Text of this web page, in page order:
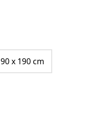
90 x 190 cm